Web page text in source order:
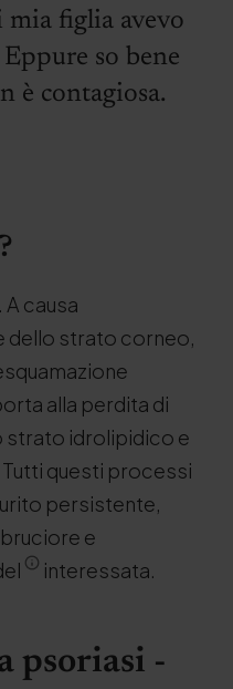
mia figlia avevo
so bene
è contagiosa.
causa
dello strato corneo,
alla perdita di
strato idrolipidico e
questi processi
persistente,
e
interessata.
psoriasi -